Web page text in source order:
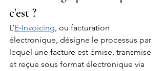
c'est ?
L’E-Invoicing, ou facturation
électronique, désigne le processus par
lequel une facture est émise, transmise
et reçue sous format électronique via